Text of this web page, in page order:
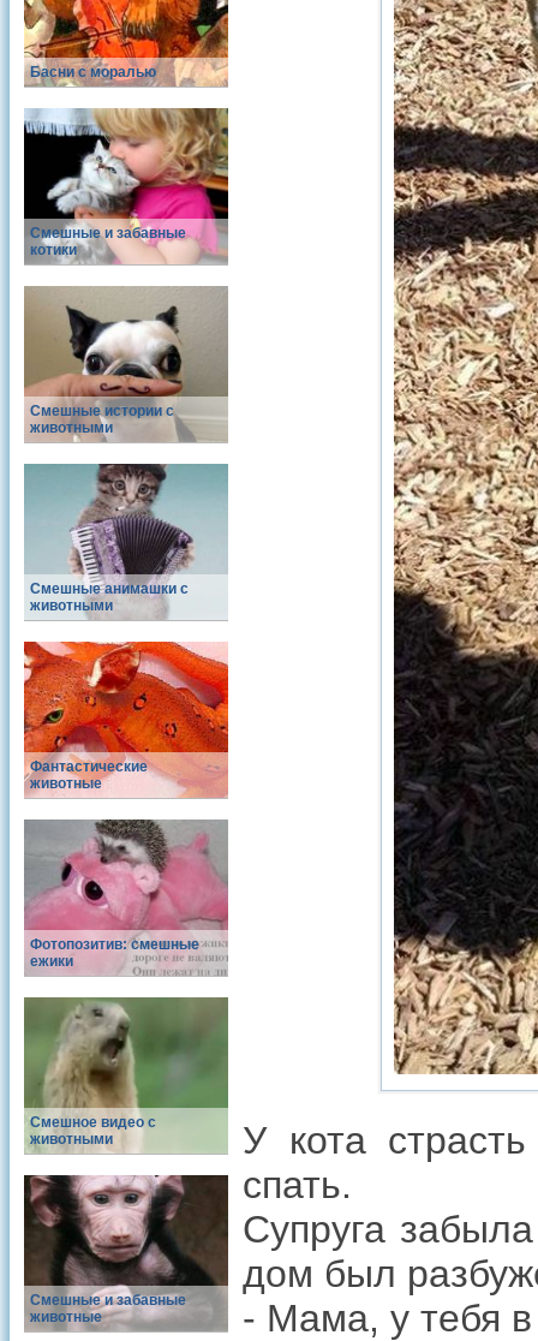
Басни с моралью
Смешные и забавные
котики
Смешные истории с
животными
Смешные анимашки с
животными
Фантастические
животные
Фотопозитив: смешные
ежики
Смешное видео с
животными
Смешные и забавные
животные
У кота
спать.
Супруга
дом был
- Мама, у тебя в